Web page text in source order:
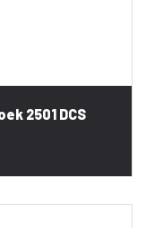
2501 DCS